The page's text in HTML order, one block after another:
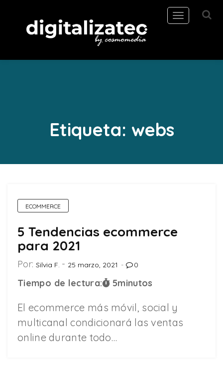
Toggle
navigation
Etiqueta: webs
ECOMMERCE
5 Tendencias ecommerce
para 2021
Por: Silvia F. 25 marzo, 2021 0
Tiempo de lectura: 5minutos
El ecommerce más móvil, social y
multicanal condicionará las ventas
online durante todo…